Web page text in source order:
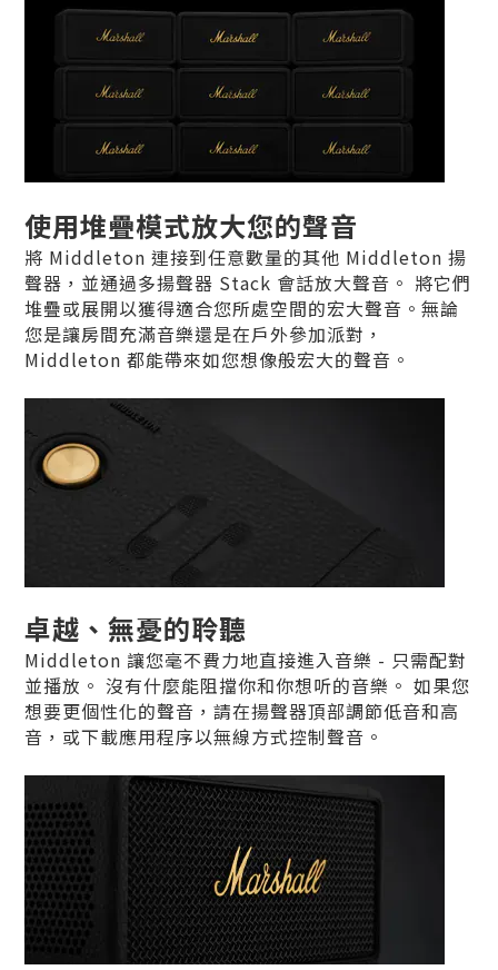
使用堆疊模式放大您的聲音
將 Middleton 連接到任意數量的其他 Middleton 揚
聲器，並通過多揚聲器 Stack 會話放大聲音。 將它們
堆疊或展開以獲得適合您所處空間的宏大聲音。無論
您是讓房間充滿音樂還是在戶外參加派對，
Middleton 都能帶來如您想像般宏大的聲音。
卓越、無憂的聆聽
Middleton 讓您毫不費力地直接進入音樂 - 只需配對
並播放。 沒有什麼能阻擋你和你想听的音樂。 如果您
想要更個性化的聲音，請在揚聲器頂部調節低音和高
音，或下載應用程序以無線方式控制聲音。